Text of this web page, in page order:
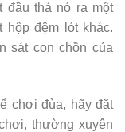
đầu thả nó ra một
hộp đệm lót khác.
sát con chồn của
chơi đùa, hãy đặt
thường xuyên